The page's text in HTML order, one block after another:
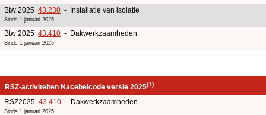
Btw 2025 43.230 - Installatie van isolatie
Sinds 1 januari 2025
Btw 2025 43.410 - Dakwerkzaamheden
Sinds 1 januari 2025
RSZ-activiteiten Nacebelcode versie 2025(1)
RSZ2025 43.410 - Dakwerkzaamheden
Sinds 1 januari 2025